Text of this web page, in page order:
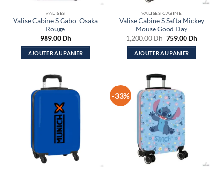
VALISES
Valise Cabine S Gabol Osaka
Rouge
989.00 Dh
AJOUTER AU PANIER
VALISES CABINE
Valise Cabine S Safta Mickey
Mouse Good Day
1,200.00Dh Le
initial
était :
759.00 DhLe
AJOUTER AU PANIER
-33%